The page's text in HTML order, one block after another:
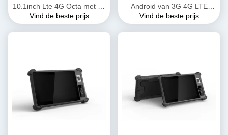
10.1inch Lte 4G Octa met de
Vingerafdruk van 13.56MHZ
Vind de beste prijs
Android van 3G 4G LTE
MTK6765 Octa de Tabletpc
Vind de beste prijs